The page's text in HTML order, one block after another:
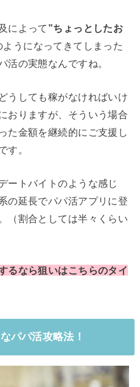
によって ”ちょっとしたお
うになってきてしまった
活の実態なんですね。
うしても稼がなければいけ
おりますが、そういう場合
た金額を継続的にご支援し
す。
ートバイトのような感じ
の延長でパパ活アプリに登
（割合としては半々くらい
るなら狙いはこちらのタイ
パパ活攻略法！